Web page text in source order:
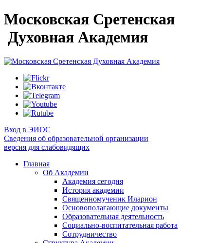
Московская Сретенская
Духовная Академия
Вход в ЭИОС
Сведения об образовательной организации
версия для слабовидящих
Главная
Об Академии
Академия сегодня
История академии
Священномученик Иларион
Основополагающие документы
Образовательная деятельность
Социально-воспитательная работа
Сотрудничество